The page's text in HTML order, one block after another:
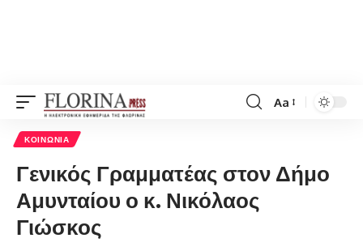
Font
Aa
ΚΟΙΝΩΝΊΑ
Γενικός Γραμματέας στον Δήμο
Αμυνταίου ο κ. Νικόλαος
Γιώσκος